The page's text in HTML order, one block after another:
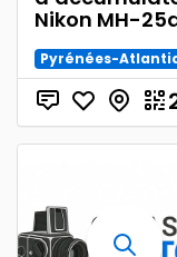
Nikon MH-